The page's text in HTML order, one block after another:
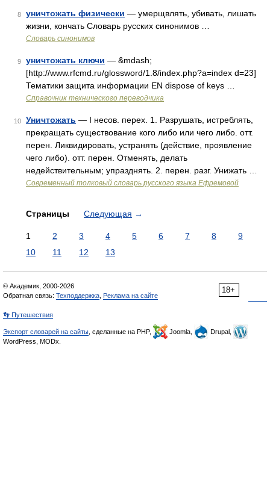
8 уничтожать физически — умерщвлять, убивать, лишать
жизни, кончать Словарь русских синонимов …
Словарь синонимов
9 уничтожать ключи — &mdash;
[http://www.rfcmd.ru/glossword/1.8/index.php?a=index d=23]
Тематики защита информации EN dispose of keys …
Справочник технического переводчика
10 Уничтожать — I несов. перех. 1. Разрушать, истреблять,
прекращать существование кого либо или чего либо. отт.
перен. Ликвидировать, устранять (действие, проявление
чего либо). отт. перен. Отменять, делать
недействительным; упразднять. 2. перен. разг. Унижать …
Современный толковый словарь русского языка Ефремовой
Страницы Следующая →
1 2 3 4 5 6 7 8
9
10
11 12 13
18+
© Академик, 2000-2026
Обратная связь: Техподдержка Реклама на сайте
👣 Путешествия
Экспорт словарей на сайты , сделанные на PHP, Joomla,
Drupal,
WordPress, MODx.